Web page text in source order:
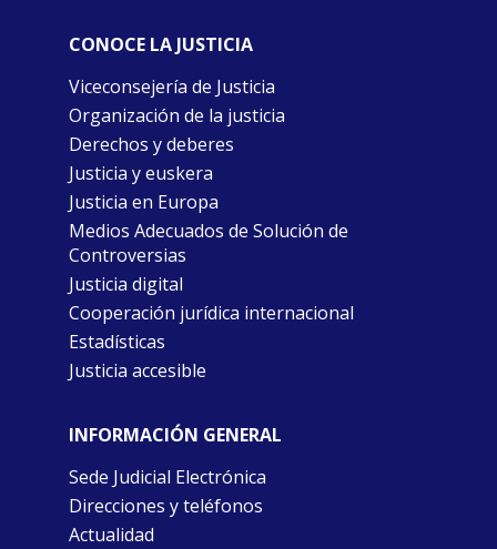
CONOCE LA JUSTICIA
Viceconsejería de Justicia
Organización de la justicia
Derechos y deberes
Justicia y euskera
Justicia en Europa
Medios Adecuados de Solución de
Controversias
Justicia digital
Cooperación jurídica internacional
Estadísticas
Justicia accesible
INFORMACIÓN GENERAL
Sede Judicial Electrónica
Direcciones y teléfonos
Actualidad